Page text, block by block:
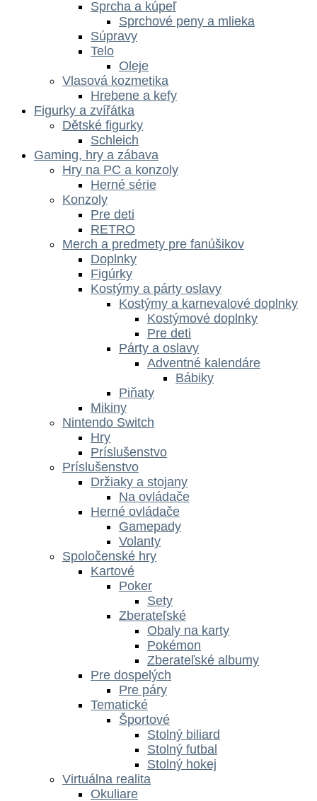
Sprcha a kúpeľ
Sprchové peny a mlieka
Súpravy
Telo
Oleje
Vlasová kozmetika
Hrebene a kefy
Figurky a zvířátka
Dětské figurky
Schleich
Gaming, hry a zábava
Hry na PC a konzoly
Herné série
Konzoly
Pre deti
RETRO
Merch a predmety pre fanúšikov
Doplnky
Figúrky
Kostýmy a párty oslavy
Kostýmy a karnevalové doplnky
Kostýmové doplnky
Pre deti
Párty a oslavy
Adventné kalendáre
Bábiky
Piňaty
Mikiny
Nintendo Switch
Hry
Príslušenstvo
Príslušenstvo
Držiaky a stojany
Na ovládače
Herné ovládače
Gamepady
Volanty
Spoločenské hry
Kartové
Poker
Sety
Zberateľské
Obaly na karty
Pokémon
Zberateľské albumy
Pre dospelých
Pre páry
Tematické
Športové
Stolný biliard
Stolný futbal
Stolný hokej
Virtuálna realita
Okuliare